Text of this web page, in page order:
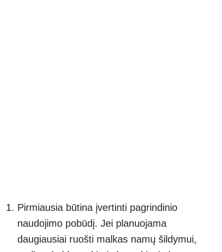
Pirmiausia būtina įvertinti pagrindinio
naudojimo pobūdį. Jei planuojama
daugiausiai ruošti malkas namų šildymui,